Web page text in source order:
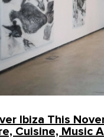
Ibiza This
Cuisine, Music